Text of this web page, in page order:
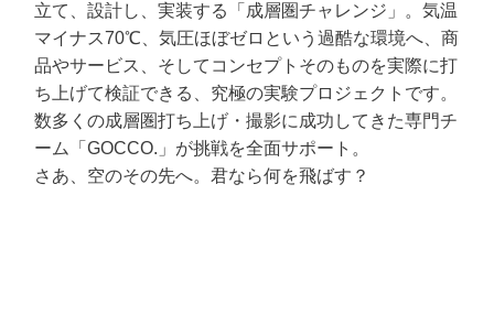
立て、設計し、実装する「成層圏チャレンジ」。気温
マイナス70℃、気圧ほぼゼロという過酷な環境へ、商
品やサービス、そしてコンセプトそのものを実際に打
ち上げて検証できる、究極の実験プロジェクトです。
数多くの成層圏打ち上げ・撮影に成功してきた専門チ
ーム「GOCCO.」が挑戦を全面サポート。
さあ、空のその先へ。君なら何を飛ばす？